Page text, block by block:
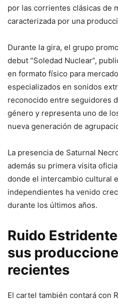
por las corrientes clásicas de
caracterizada por una
Durante la gira, el grupo
debut “Soledad Nuclear”,
en formato físico para
especializados en sonidos
reconocido entre seguidores
género y representa uno de
nueva generación de
La presencia de Saturnal
además su primera visita
donde el intercambio cultural
independientes ha venido
durante los últimos años.
Ruido
sus
recientes
El cartel también contará con